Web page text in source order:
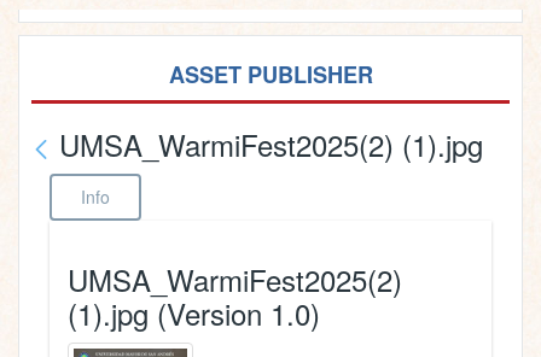
ASSET PUBLISHER
UMSA_WarmiFest2025(2) (1).jpg
Info
UMSA_WarmiFest2025(2)
(1).jpg (Version 1.0)